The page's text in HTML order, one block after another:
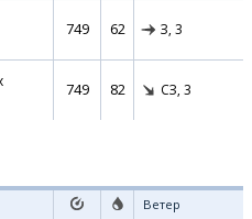
749 62 З, 3
749 82 СЗ, 3
Ветер